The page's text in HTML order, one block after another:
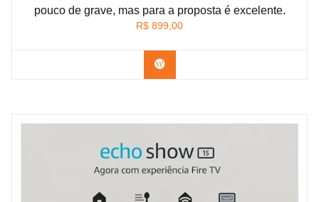
pouco de grave, mas para a proposta é excelente.
R$ 899,00
Confira na Amazon